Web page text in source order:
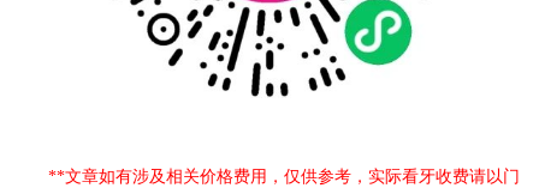
**文章如有涉及相关价格费用，仅供参考，实际看牙收费请以门